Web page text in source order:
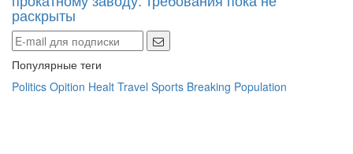
раскрыты
Популярные теги
Politics Opition Healt Travel Sports Breaking Population